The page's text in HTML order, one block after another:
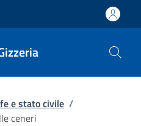
e stato civile /
ceneri